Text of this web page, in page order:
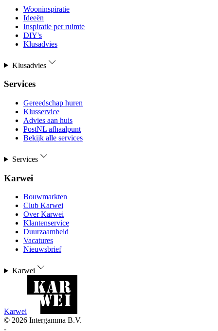
Wooninspiratie
Ideeën
Inspiratie per ruimte
DIY's
Klusadvies
Klusadvies
Services
Gereedschap huren
Klusservice
Advies aan huis
PostNL afhaalpunt
Bekijk alle services
Services
Karwei
Bouwmarkten
Club Karwei
Over Karwei
Klantenservice
Duurzaamheid
Vacatures
Nieuwsbrief
Karwei
Karwei
© 2026 Intergamma B.V.
-